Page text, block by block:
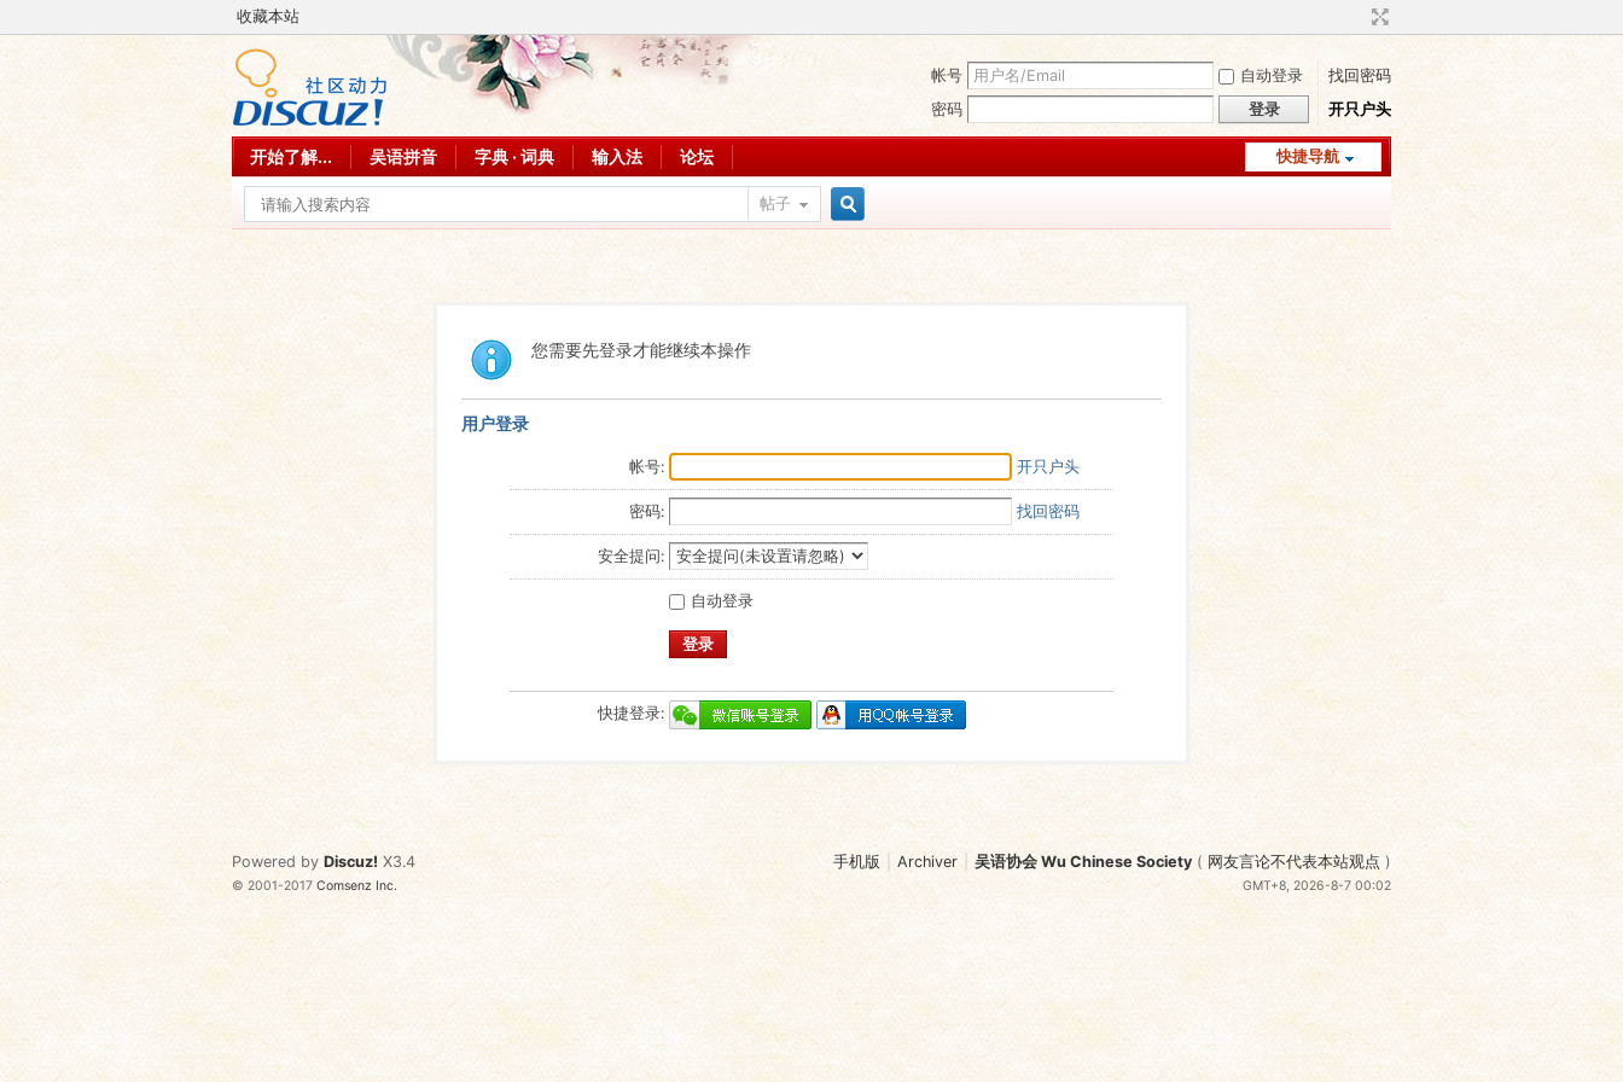
收藏本站
帐号 自动登录
找回密码
密码
登录 开只户头
快捷导航
开始了解... 吴语拼音 字典 · 词典 输入法 论坛
帖子
您需要先登录才能继续本操作
用户登录
帐号: 开只户头
密码: 找回密码
安全提问:
自动登录
登录
快捷登录:
手机版 Archiver 吴语协会 Wu Chinese Society ( 网友言论不代表本站观点 )
GMT+8, 2026-8-7 00:02
Powered by Discuz! X3.4
© 2001-2017Comsenz Inc.